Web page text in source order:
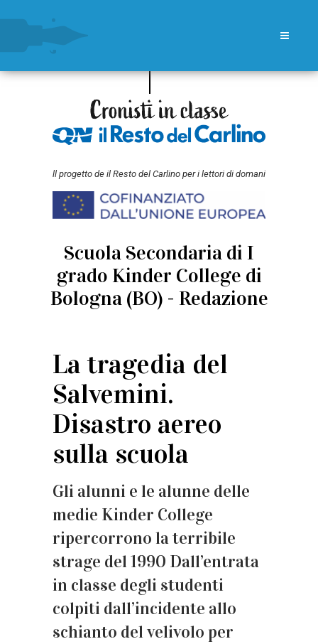
ll progetto de il Resto del Carlino per i lettori di domani
Scuola Secondaria di I
grado Kinder College di
Bologna (BO) - Redazione
La tragedia del
Salvemini.
Disastro aereo
sulla scuola
Gli alunni e le alunne delle
medie Kinder College
ripercorrono la terribile
strage del 1990 Dall’entrata
in classe degli studenti
colpiti dall’incidente allo
schianto del velivolo per